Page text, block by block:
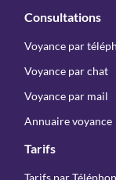
Consultations
Voyance par
Voyance par chat
Voyance par mail
Annuaire voyance
Tarifs
Tarifs par